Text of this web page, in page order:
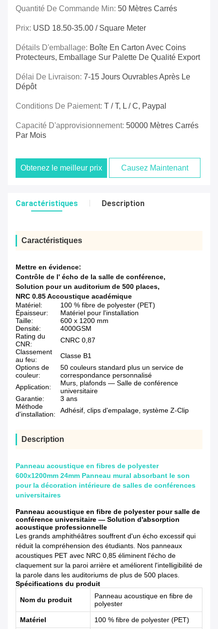
Quantité De Commande Min: 50 Mètres Carrés
Prix: USD 18.50-35.00 / Square Meter
Détails D'emballage: Boîte En Carton Avec Coins
Protecteurs, Emballage Sur Palette De Qualité Export
Délai De Livraison: 7-15 Jours Ouvrables Après Le
Dépôt
Conditions De Paiement: T / T, L / C, Paypal
Capacité D'approvisionnement: 50000 Mètres Carrés
Par Mois
Obtenez le meilleur prix Causez Maintenant
Caractéristiques Description
Caractéristiques
Mettre en évidence:
Contrôle de l' écho de la salle de conférence,
Solution pour un auditorium de 500 places,
NRC 0.85 Accoustique académique
Matériel:
100 % fibre de polyester (PET)
Épaisseur:
Matériel pour l'installation
Taille:
600 x 1200 mm
Densité:
4000GSM
Rating du
CNR:
CNRC 0,87
Classement
au feu:
Classe B1
Options de
couleur:
50 couleurs standard plus un service de
correspondance personnalisé
Application:
Murs, plafonds — Salle de conférence
universitaire
Garantie:
3 ans
Méthode
d'installation:
Adhésif, clips d'empalage, système Z-Clip
Description
Panneau acoustique en fibres de polyester
600x1200mm 24mm Panneau mural absorbant le son
pour la décoration intérieure de salles de conférences
universitaires
Panneau acoustique en fibre de polyester pour salle de
conférence universitaire — Solution d'absorption
acoustique professionnelle
Les grands amphithéâtres souffrent d'un écho excessif qui
réduit la compréhension des étudiants. Nos panneaux
acoustiques PET avec NRC 0,85 éliminent l'écho de
claquement sur la paroi arrière et améliorent l'intelligibilité de
la parole dans les auditoriums de plus de 500 places.
Spécifications du produit
Nom du produit
Panneau acoustique en fibre de
polyester
Matériel 100 % fibre de polyester (PET)